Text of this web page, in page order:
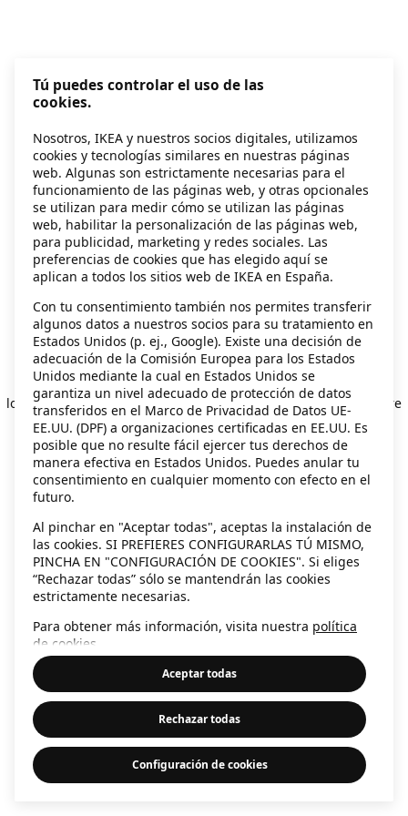
Application error: a client-side exception has occurred
loadingsecondhand.ikea.com (see the browser console for more
information).
Tú puedes controlar el uso de las
cookies.
Nosotros, IKEA y nuestros socios digitales, utilizamos
cookies y tecnologías similares en nuestras páginas
web. Algunas son estrictamente necesarias para el
funcionamiento de las páginas web, y otras opcionales
se utilizan para medir cómo se utilizan las páginas
web, habilitar la personalización de las páginas web,
para publicidad, marketing y redes sociales. Las
preferencias de cookies que has elegido aquí se
aplican a todos los sitios web de IKEA en España.
Con tu consentimiento también nos permites transferir
algunos datos a nuestros socios para su tratamiento en
Estados Unidos (p. ej., Google). Existe una decisión de
adecuación de la Comisión Europea para los Estados
Unidos mediante la cual en Estados Unidos se
garantiza un nivel adecuado de protección de datos
transferidos en el Marco de Privacidad de Datos UE-
EE.UU. (DPF) a organizaciones certificadas en EE.UU. Es
posible que no resulte fácil ejercer tus derechos de
manera efectiva en Estados Unidos. Puedes anular tu
consentimiento en cualquier momento con efecto en el
futuro.
Al pinchar en "Aceptar todas", aceptas la instalación de
las cookies. SI PREFIERES CONFIGURARLAS TÚ MISMO,
PINCHA EN "CONFIGURACIÓN DE COOKIES". Si eliges
“Rechazar todas” sólo se mantendrán las cookies
estrictamente necesarias.
Para obtener más información, visita nuestra política
de cookies
Aceptar todas
Rechazar todas
Configuración de cookies